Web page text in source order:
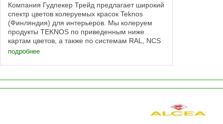
Компания Гудпекер Трейд предлагает широкий
спектр цветов колеруемых красок Teknos
(Финляндия) для интерьеров. Мы колеруем
продукты TEKNOS по приведенным ниже
картам цветов, а также по системам RAL, NCS
и цветам ЛКМ других производителей. Далее ...
подробнее